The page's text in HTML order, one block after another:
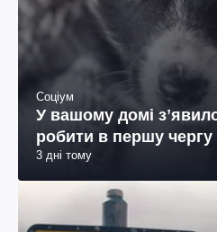
Соціум
У вашому домі
робити в першу чергу
3 дні тому